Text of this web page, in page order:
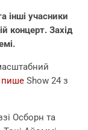
інші учасники
концерт. Захід
пише Show 24 з
Осборн та